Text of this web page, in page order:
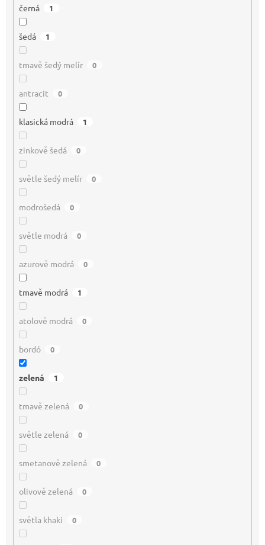
černá 1
šedá 1
tmavě šedý melír 0
antracit 0
klasická modrá 1
zinkově šedá 0
světle šedý melír 0
modrošedá 0
světle modrá 0
azurově modrá 0
tmavě modrá 1
atolově modrá 0
bordó 0
zelená 1
tmavě zelená 0
světle zelená 0
smetanově zelená 0
olivově zelená 0
světla khaki 0